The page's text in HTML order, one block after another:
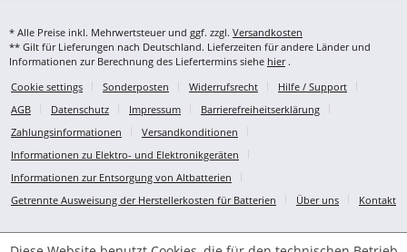
* Alle Preise inkl. Mehrwertsteuer und ggf. zzgl. Versandkosten
** Gilt für Lieferungen nach Deutschland. Lieferzeiten für andere Länder und
Informationen zur Berechnung des Liefertermins siehe hier.
Cookie settings
Sonderposten Widerrufsrecht
Hilfe / Support
AGB
Datenschutz Impressum
Barrierefreiheitserklärung
Zahlungsinformationen
Versandkonditionen
Informationen zu Elektro- und Elektronikgeräten
Informationen zur Entsorgung von Altbatterien
Getrennte Ausweisung der Herstellerkosten für Batterien
Über uns Kontakt